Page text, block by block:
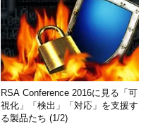
RSA Conference 2016に見る「可
視化」「検出」「対応」を支援す
る製品たち (1/2)